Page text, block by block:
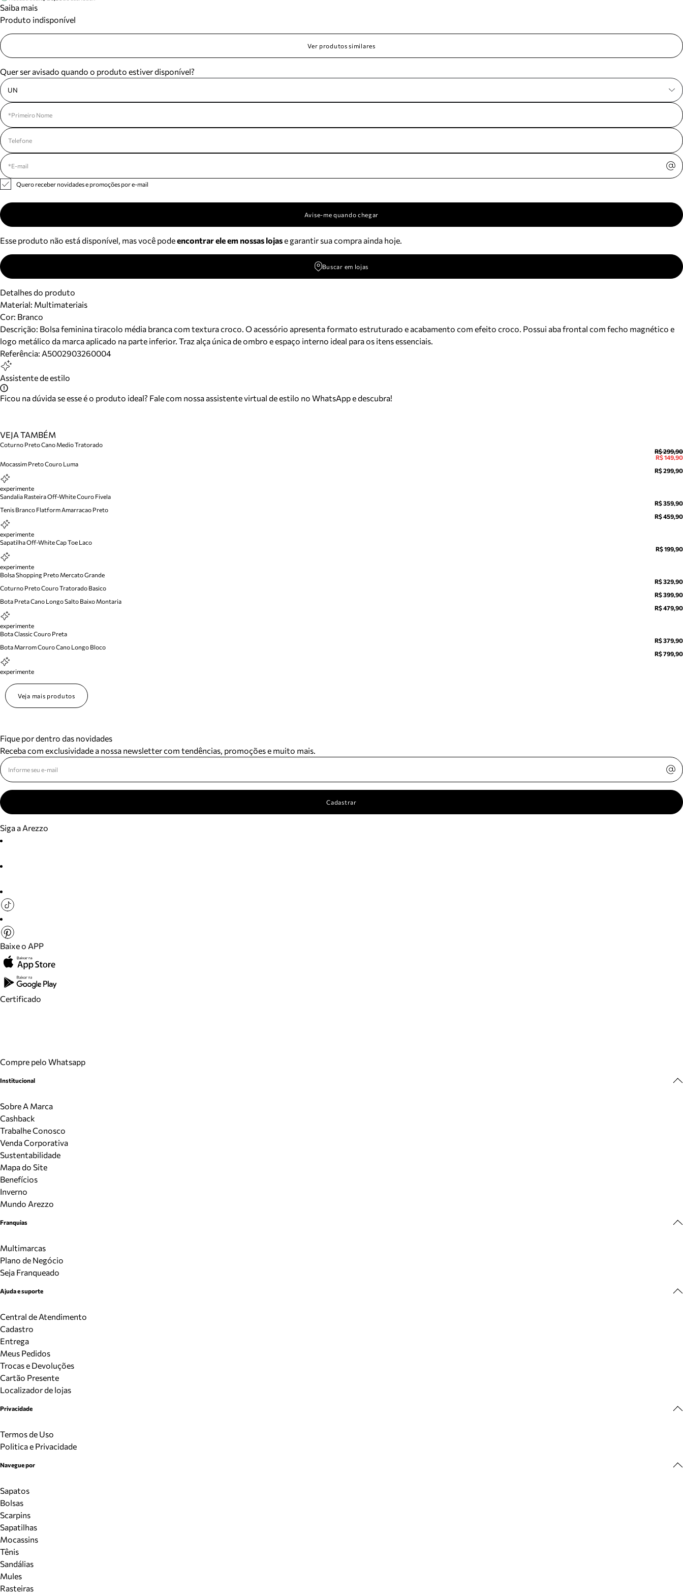
pedidos,
Acompanhe
Saiba mais
Produto indisponível
Ver produtos similares
Quer ser avisado quando o produto estiver disponível?
UN
Quero receber novidades e promoções por e-mail
Avise-me quando chegar
Esse produto não está disponível, mas você podeencontrar ele em nossas lojase garantir sua compra ainda hoje.
Buscar em lojas
Detalhes do produto
Material: Multimateriais
Cor: Branco
Descrição: Bolsa feminina tiracolo média branca com textura croco. O acessório apresenta formato estruturado e acabamento com efeito croco. Possui aba frontal com fecho magnético e
logo metálico da marca aplicado na parte inferior. Traz alça única de ombro e espaço interno ideal para os itens essenciais.
Referência: A5002903260004
Assistente de estilo
Ficou na dúvida se esse é o produto ideal? Fale com nossa assistente virtual de estilo no WhatsApp e descubra!
VEJA TAMBÉM
Coturno Preto Cano Medio Tratorado
R$ 299,90
R$ 149,90
Mocassim Preto Couro Luma
R$ 299,90
experimente
Sandalia Rasteira Off-White Couro Fivela
R$ 359,90
Tenis Branco Flatform Amarracao Preto
R$ 459,90
experimente
Sapatilha Off-White Cap Toe Laco
R$ 199,90
experimente
Bolsa Shopping Preto Mercato Grande
R$ 329,90
Coturno Preto Couro Tratorado Basico
R$ 399,90
Bota Preta Cano Longo Salto Baixo Montaria
R$ 479,90
experimente
Bota Classic Couro Preta
R$ 379,90
Bota Marrom Couro Cano Longo Bloco
R$ 799,90
experimente
Veja mais produtos
Fique por dentro das novidades
Receba com exclusividade a nossa newsletter com tendências, promoções e muito mais.
Cadastrar
Siga a Arezzo
Baixe o APP
Certificado
Compre pelo Whatsapp
Institucional
Sobre A Marca
Cashback
Trabalhe Conosco
Venda Corporativa
Sustentabilidade
Mapa do Site
Benefícios
Inverno
Mundo Arezzo
Franquias
Multimarcas
Plano de Negócio
Seja Franqueado
Ajuda e suporte
Central de Atendimento
Cadastro
Entrega
Meus Pedidos
Trocas e Devoluções
Cartão Presente
Localizador de lojas
Privacidade
Termos de Uso
Politica e Privacidade
Navegue por
Sapatos
Bolsas
Scarpins
Sapatilhas
Mocassins
Tênis
Sandálias
Mules
Rasteiras